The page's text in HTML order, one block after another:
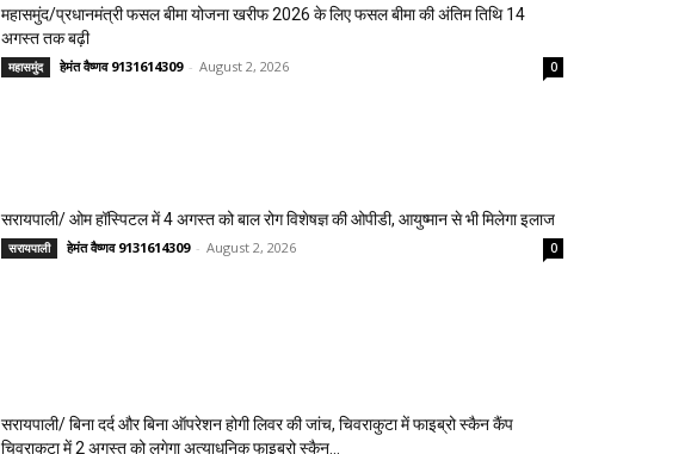
महासमुंद/प्रधानमंत्री फसल बीमा योजना खरीफ 2026 के लिए फसल बीमा की अंतिम तिथि 14
अगस्त तक बढ़ी
महासमुंद हेमंत वैष्णव 9131614309 - August 2, 2026 0
सरायपाली/ ओम हॉस्पिटल में 4 अगस्त को बाल रोग विशेषज्ञ की ओपीडी, आयुष्मान से भी मिलेगा इलाज
सरायपाली हेमंत वैष्णव 9131614309 - August 2, 2026 0
सरायपाली/ बिना दर्द और बिना ऑपरेशन होगी लिवर की जांच, चिवराकुटा में फाइब्रो स्कैन कैंप
चिवराकुटा में 2 अगस्त को लगेगा अत्याधुनिक फाइब्रो स्कैन...